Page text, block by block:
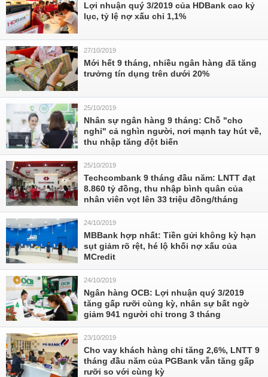
Lợi nhuận quý 3/2019 của HDBank cao kỷ
lục, tỷ lệ nợ xấu chỉ 1,1%
27/10/2019
Mới hết 9 tháng, nhiều ngân hàng đã tăng
trưởng tín dụng trên dưới 20%
25/10/2019
Nhân sự ngân hàng 9 tháng: Chỗ "cho
nghỉ" cả nghìn người, nơi mạnh tay hút về,
thu nhập tăng đột biến
25/10/2019
Techcombank 9 tháng đầu năm: LNTT đạt
8.860 tỷ đồng, thu nhập bình quân của
nhân viên vọt lên 33 triệu đồng/tháng
24/10/2019
MBBank hợp nhất: Tiền gửi không kỳ hạn
sụt giảm rõ rệt, hé lộ khối nợ xấu của
MCredit
24/10/2019
Ngân hàng OCB: Lợi nhuận quý 3/2019
tăng gấp rưỡi cùng kỳ, nhân sự bất ngờ
giảm 941 người chỉ trong 3 tháng
23/10/2019
Cho vay khách hàng chỉ tăng 2,6%, LNTT 9
tháng đầu năm của PGBank vẫn tăng gấp
rưỡi so với cùng kỳ